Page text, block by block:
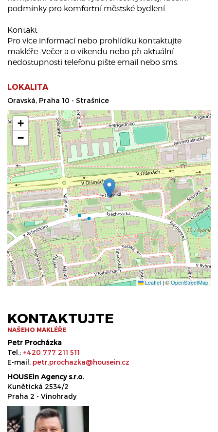
podmínky pro komfortní městské bydlení.
Kontakt
Pro více informací nebo prohlídku kontaktujte
makléře. Večer a o víkendu nebo při aktuální
nedostupnosti telefonu pište email nebo sms.
LOKALITA
Oravská, Praha 10 - Strašnice
+
−
Leaflet | ©OpenStreetMap
KONTAKTUJTE
NAŠEHO MAKLÉŘE
Petr Procházka
Tel.: +420 777 211 511
E-mail: petr.prochazka@housein.cz
HOUSEin Agency s.r.o.
Kunětická 2534/2
Praha 2 - Vinohrady